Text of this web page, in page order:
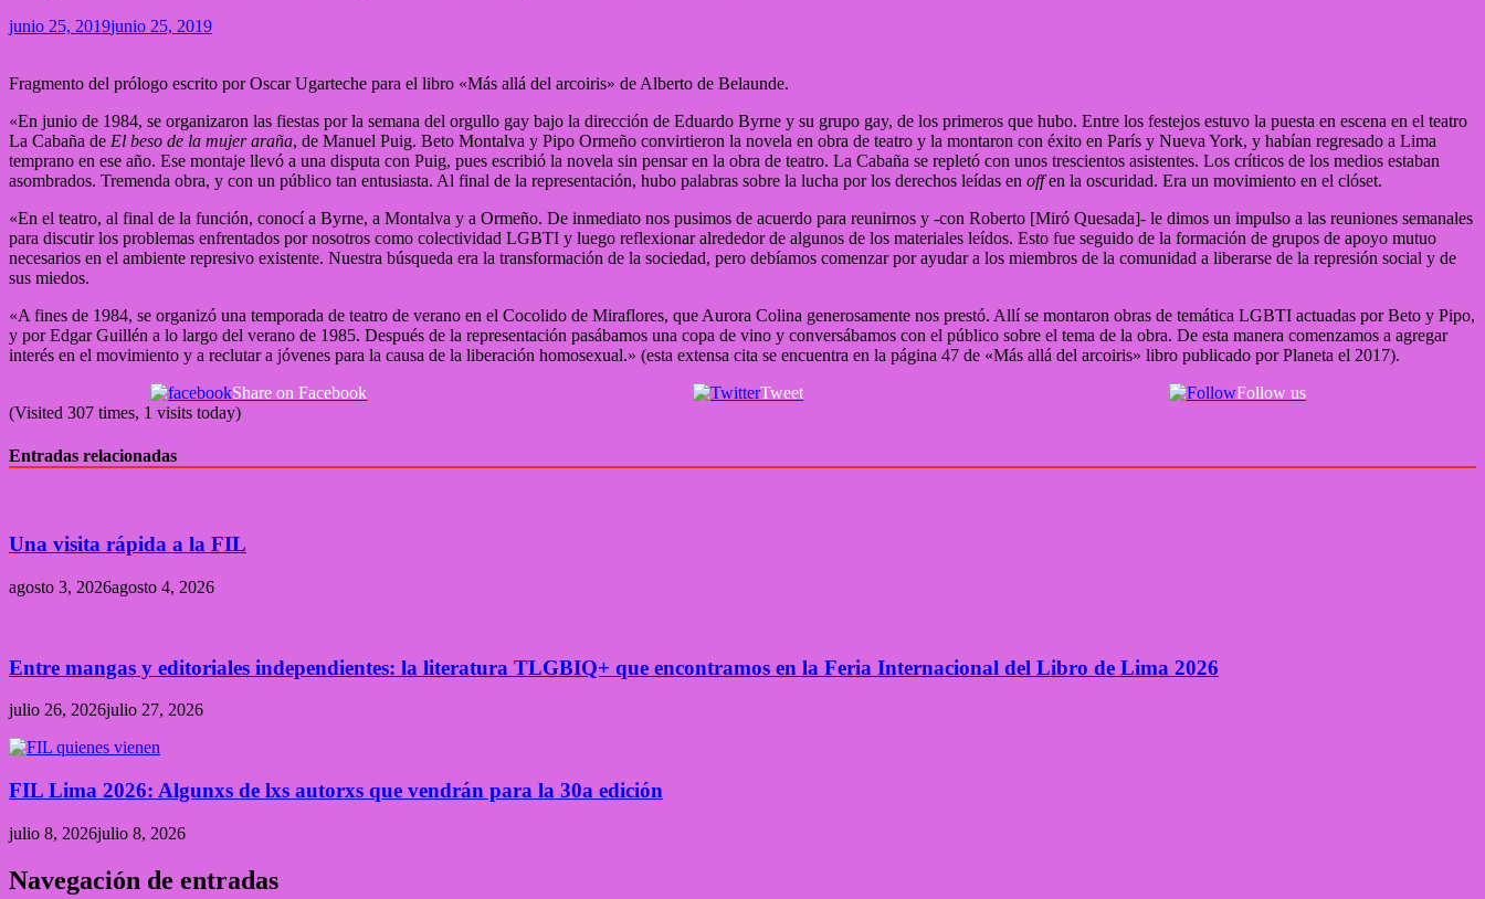
junio 25, 2019junio 25, 2019
Fragmento del prólogo escrito por Oscar Ugarteche para el libro «Más allá del arcoiris» de Alberto de Belaunde.
«En junio de 1984, se organizaron las fiestas por la semana del orgullo gay bajo la dirección de Eduardo Byrne y su grupo gay, de los primeros que hubo. Entre los festejos estuvo la puesta en escena en el teatro
La Cabaña de El beso de la mujer araña, de Manuel Puig. Beto Montalva y Pipo Ormeño convirtieron la novela en obra de teatro y la montaron con éxito en París y Nueva York, y habían regresado a Lima
temprano en ese año. Ese montaje llevó a una disputa con Puig, pues escribió la novela sin pensar en la obra de teatro. La Cabaña se repletó con unos trescientos asistentes. Los críticos de los medios estaban
asombrados. Tremenda obra, y con un público tan entusiasta. Al final de la representación, hubo palabras sobre la lucha por los derechos leídas en offen la oscuridad. Era un movimiento en el clóset.
«En el teatro, al final de la función, conocí a Byrne, a Montalva y a Ormeño. De inmediato nos pusimos de acuerdo para reunirnos y -con Roberto [Miró Quesada]- le dimos un impulso a las reuniones semanales
para discutir los problemas enfrentados por nosotros como colectividad LGBTI y luego reflexionar alrededor de algunos de los materiales leídos. Esto fue seguido de la formación de grupos de apoyo mutuo
necesarios en el ambiente represivo existente. Nuestra búsqueda era la transformación de la sociedad, pero debíamos comenzar por ayudar a los miembros de la comunidad a liberarse de la represión social y de
sus miedos.
«A fines de 1984, se organizó una temporada de teatro de verano en el Cocolido de Miraflores, que Aurora Colina generosamente nos prestó. Allí se montaron obras de temática LGBTI actuadas por Beto y Pipo,
y por Edgar Guillén a lo largo del verano de 1985. Después de la representación pasábamos una copa de vino y conversábamos con el público sobre el tema de la obra. De esta manera comenzamos a agregar
interés en el movimiento y a reclutar a jóvenes para la causa de la liberación homosexual.» (esta extensa cita se encuentra en la página 47 de «Más allá del arcoiris» libro publicado por Planeta el 2017).
Share on Facebook
Tweet
Follow us
(Visited 307 times, 1 visits today)
Entradas relacionadas
Una visita rápida a la FIL
agosto 3, 2026agosto 4, 2026
Entre mangas y editoriales independientes: la literatura TLGBIQ+ que encontramos en la Feria Internacional del Libro de Lima 2026
julio 26, 2026julio 27, 2026
FIL Lima 2026: Algunxs de lxs autorxs que vendrán para la 30a edición
julio 8, 2026julio 8, 2026
Navegación de entradas